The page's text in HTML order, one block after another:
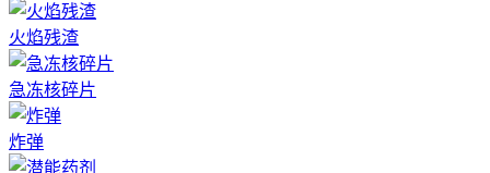
火焰残渣
急冻核碎片
炸弹